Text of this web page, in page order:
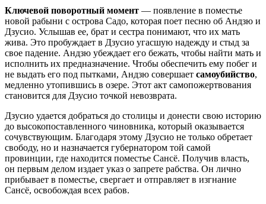
Ключевой поворотный момент — появление в поместье
новой рабыни с острова Садо, которая поет песню об Андзю и
Дзусио. Услышав ее, брат и сестра понимают, что их мать
жива. Это пробуждает в Дзусио угасшую надежду и стыд за
свое падение. Андзю убеждает его бежать, чтобы найти мать и
исполнить их предназначение. Чтобы обеспечить ему побег и
не выдать его под пытками, Андзю совершает самоубийство,
медленно утопившись в озере. Этот акт самопожертвования
становится для Дзусио точкой невозврата.
Дзусио удается добраться до столицы и донести свою историю
до высокопоставленного чиновника, который оказывается
сочувствующим. Благодаря этому Дзусио не только обретает
свободу, но и назначается губернатором той самой
провинции, где находится поместье Сансё. Получив власть,
он первым делом издает указ о запрете рабства. Он лично
прибывает в поместье, свергает и отправляет в изгнание
Сансё, освобождая всех рабов.